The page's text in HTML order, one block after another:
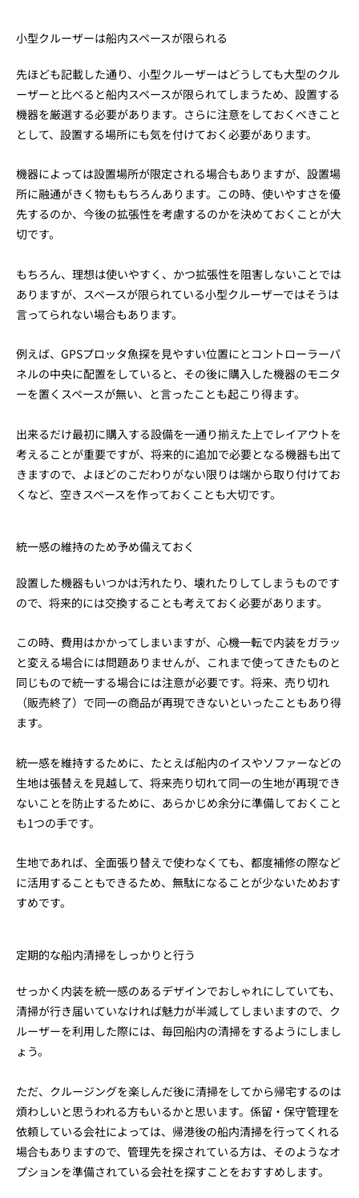
小型クルーザーは船内スペースが限られる
先ほども記載した通り、小型クルーザーはどうしても大型のクル
ーザーと比べると船内スペースが限られてしまうため、設置する
機器を厳選する必要があります。さらに注意をしておくべきこと
として、設置する場所にも気を付けておく必要があります。
機器によっては設置場所が限定される場合もありますが、設置場
所に融通がきく物ももちろんあります。この時、使いやすさを優
先するのか、今後の拡張性を考慮するのかを決めておくことが大
切です。
もちろん、理想は使いやすく、かつ拡張性を阻害しないことでは
ありますが、スペースが限られている小型クルーザーではそうは
言ってられない場合もあります。
例えば、GPSプロッタ魚探を見やすい位置にとコントローラーパ
ネルの中央に配置をしていると、その後に購入した機器のモニタ
ーを置くスペースが無い、と言ったことも起こり得ます。
出来るだけ最初に購入する設備を一通り揃えた上でレイアウトを
考えることが重要ですが、将来的に追加で必要となる機器も出て
きますので、よほどのこだわりがない限りは端から取り付けてお
くなど、空きスペースを作っておくことも大切です。
統一感の維持のため予め備えておく
設置した機器もいつかは汚れたり、壊れたりしてしまうものです
ので、将来的には交換することも考えておく必要があります。
この時、費用はかかってしまいますが、心機一転で内装をガラッ
と変える場合には問題ありませんが、これまで使ってきたものと
同じもので統一する場合には注意が必要です。将来、売り切れ
（販売終了）で同一の商品が再現できないといったこともあり得
ます。
統一感を維持するために、たとえば船内のイスやソファーなどの
生地は張替えを見越して、将来売り切れて同一の生地が再現でき
ないことを防止するために、あらかじめ余分に準備しておくこと
も1つの手です。
生地であれば、全面張り替えで使わなくても、都度補修の際など
に活用することもできるため、無駄になることが少ないためおす
すめです。
定期的な船内清掃をしっかりと行う
せっかく内装を統一感のあるデザインでおしゃれにしていても、
清掃が行き届いていなければ魅力が半減してしまいますので、ク
ルーザーを利用した際には、毎回船内の清掃をするようにしまし
ょう。
ただ、クルージングを楽しんだ後に清掃をしてから帰宅するのは
煩わしいと思うわれる方もいるかと思います。係留・保守管理を
依頼している会社によっては、帰港後の船内清掃を行ってくれる
場合もありますので、管理先を探されている方は、そのようなオ
プションを準備されている会社を探すことをおすすめします。